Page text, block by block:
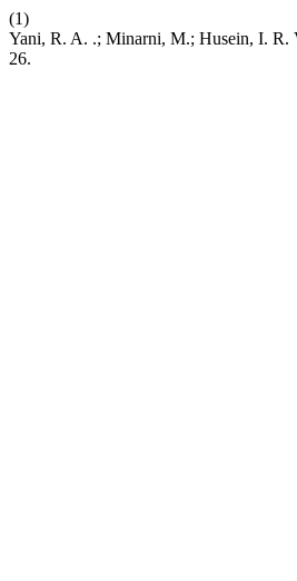
(1)
Yani, R. A. .; Minarni, M.; Husein, I. R.
26.